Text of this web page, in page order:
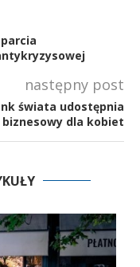
następny post
świata udostępnia
dla kobiet